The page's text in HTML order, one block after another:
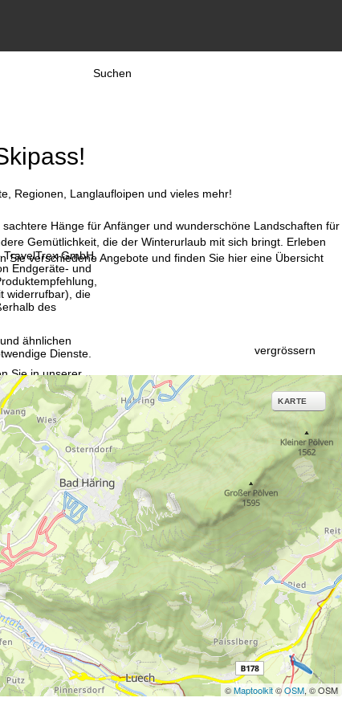
GmbH,
Endgeräte- und
widerrufbar), die
des
ähnlichen
Dienste.
Sie in unserer
und
Suchen
Regionen, Langlaufloipen und vieles mehr!
Hänge für Anfänger und wunderschöne Landschaften für
Gemütlichkeit, die der Winterurlaub mit sich bringt. Erleben
verschiedene Angebote und finden Sie hier eine Übersicht
vergrössern
KARTE
©Maptoolkit©OSM, © OSM